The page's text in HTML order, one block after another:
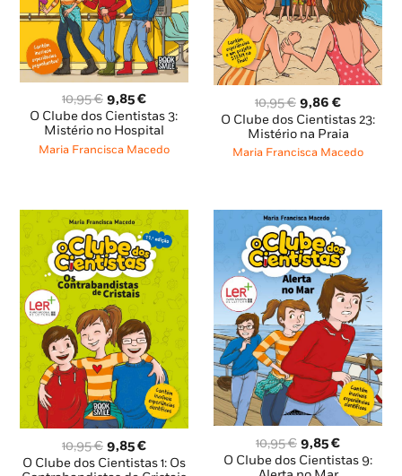
10,95€ O
preço
original
era:
9,85€O
preço
atual
é:
O Clube dos Cientistas 3:
Mistério no Hospital
Maria Francisca Macedo
10,95€ O
preço
original
era:
9,86€O
preço
atual
é:
O Clube dos Cientistas 23:
Mistério na Praia
Maria Francisca Macedo
10,95€ O
preço
9,85€O
preço
O Clube dos Cientistas 1: Os
10,95€ O
preço
9,85€O
preço
O Clube dos Cientistas 9: